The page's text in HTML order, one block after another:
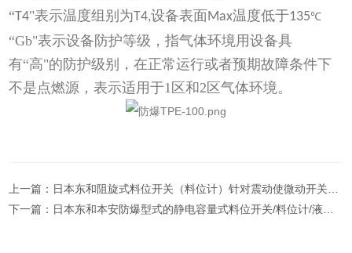
“T4"表示温度组别为T4,设备表面Max温度低于135℃
“Gb"表示设备防护等级，指气体环境用设备具
有“高"的防护级别，在正常运行或者预期故障条件下
不是点燃源，表示适用于1区和2区气体环境。
上一篇： 日本东和阻旋式料位开关（料位计）针对震动使微动开关损坏的解决方案
下一篇： 日本东和本安防爆型式的静电容量式料位开关/料位计/液位计TSE型